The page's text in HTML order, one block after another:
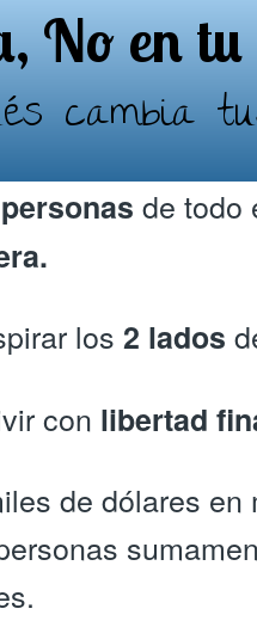
No en
cambia
de todo
los 2 lados
con libertad
de dólares